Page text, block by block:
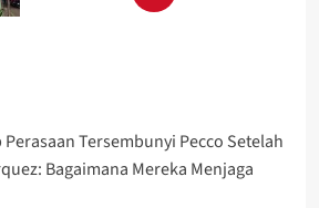
Tersembunyi Pecco Setelah
Bagaimana Mereka Menjaga